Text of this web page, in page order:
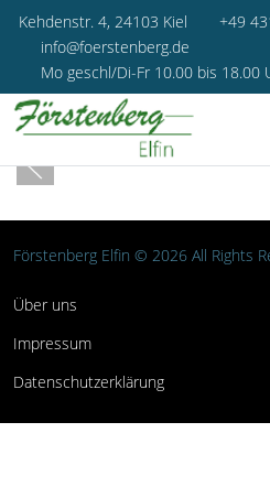
Kehdenstr. 4, 24103 Kiel
+49
info@foerstenberg.de
Mo geschl/Di-Fr 10.00 bis 18.00
Förstenberg Elfin © 2026 All Rights
Über uns
Impressum
Datenschutzerklärung